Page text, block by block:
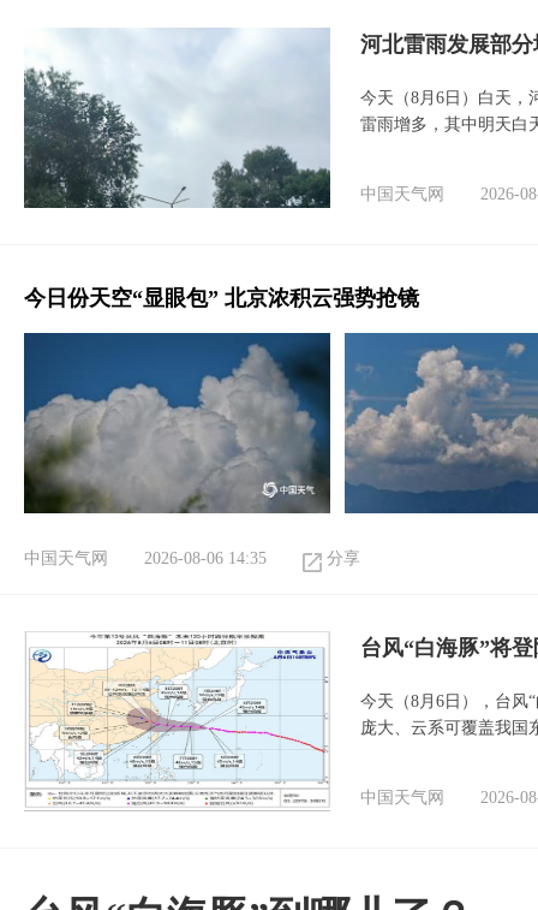
河北雷雨发展部
今天（8月6日）白天，
雷雨增多，其中明天白
中国天气网 2026-
今日份天空“显眼包” 北京浓积云强势抢镜
中国天气网 2026-08-06 14:35 分享
台风“白海豚”将
今天（8月6日），台风
庞大、云系可覆盖我国
中国天气网 2026-